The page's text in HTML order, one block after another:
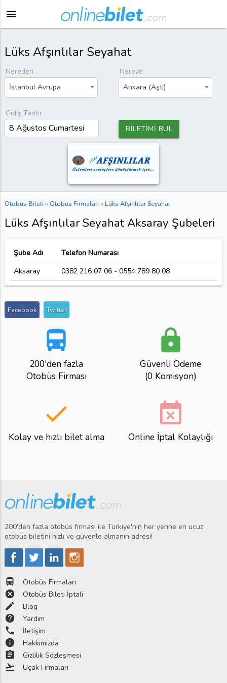
menu
Lüks Afşınlılar Seyahat
Nereden
İstanbul Avrupa
Nereye
Ankara (Aşti)
Gidiş Tarihi
BİLETİMİ BUL
Otobüs Bileti » Otobüs Firmaları » Lüks Afşınlılar Seyahat
Lüks Afşınlılar Seyahat Aksaray Şubeleri
Şube Adı
Telefon Numarası
Aksaray
0382 216 07 06 - 0554 789 80 08
Facebook Twitter
directions_bus
200'den fazla
Otobüs Firması
lock
Güvenli Ödeme
(0 Komisyon)
done
Kolay ve hızlı bilet alma
event_busy
Online İptal Kolaylığı
200'den fazla otobüs firması ile Türkiye'nin her yerine en ucuz
otobüs biletini hızlı ve güvenle almanın adresi!
directions_bus Otobüs Firmaları
cancel Otobüs Bileti İptali
edit Blog
help Yardım
phone İletişim
info Hakkımızda
assignment Gizlilik Sözleşmesi
flight_takeoff Uçak Firmaları